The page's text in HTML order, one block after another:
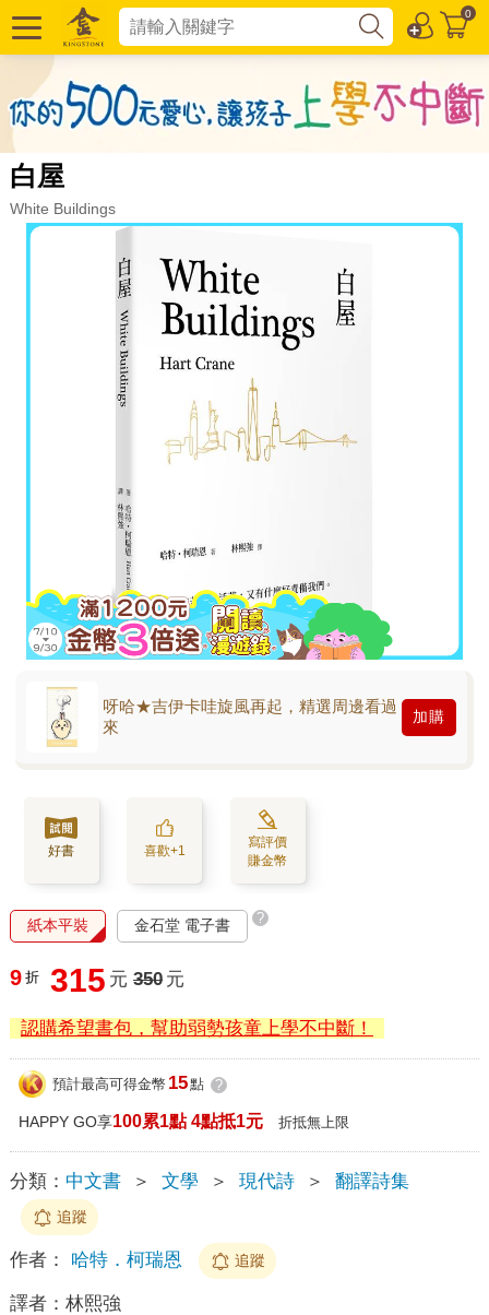
0
白屋
White Buildings
呀哈★吉伊卡哇旋風再起，精選周邊看過
來
加購
好書 喜歡+1
寫評價
賺金幣
紙本平裝 金石堂 電子書 ?
9 折 315 元 350 元
認購希望書包，幫助弱勢孩童上學不中斷！
預計最高可得金幣 15點 ?
HAPPY GO享100累1點 4點抵1元 折抵無上限
分類： 中文書 ＞ 文學 ＞ 現代詩 ＞ 翻譯詩集
追蹤
作者： 哈特．柯瑞恩 追蹤
譯者： 林熙強